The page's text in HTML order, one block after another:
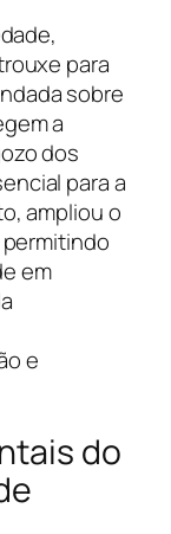
para
sobre
a
dos
para a
ampliou o
em
e
do